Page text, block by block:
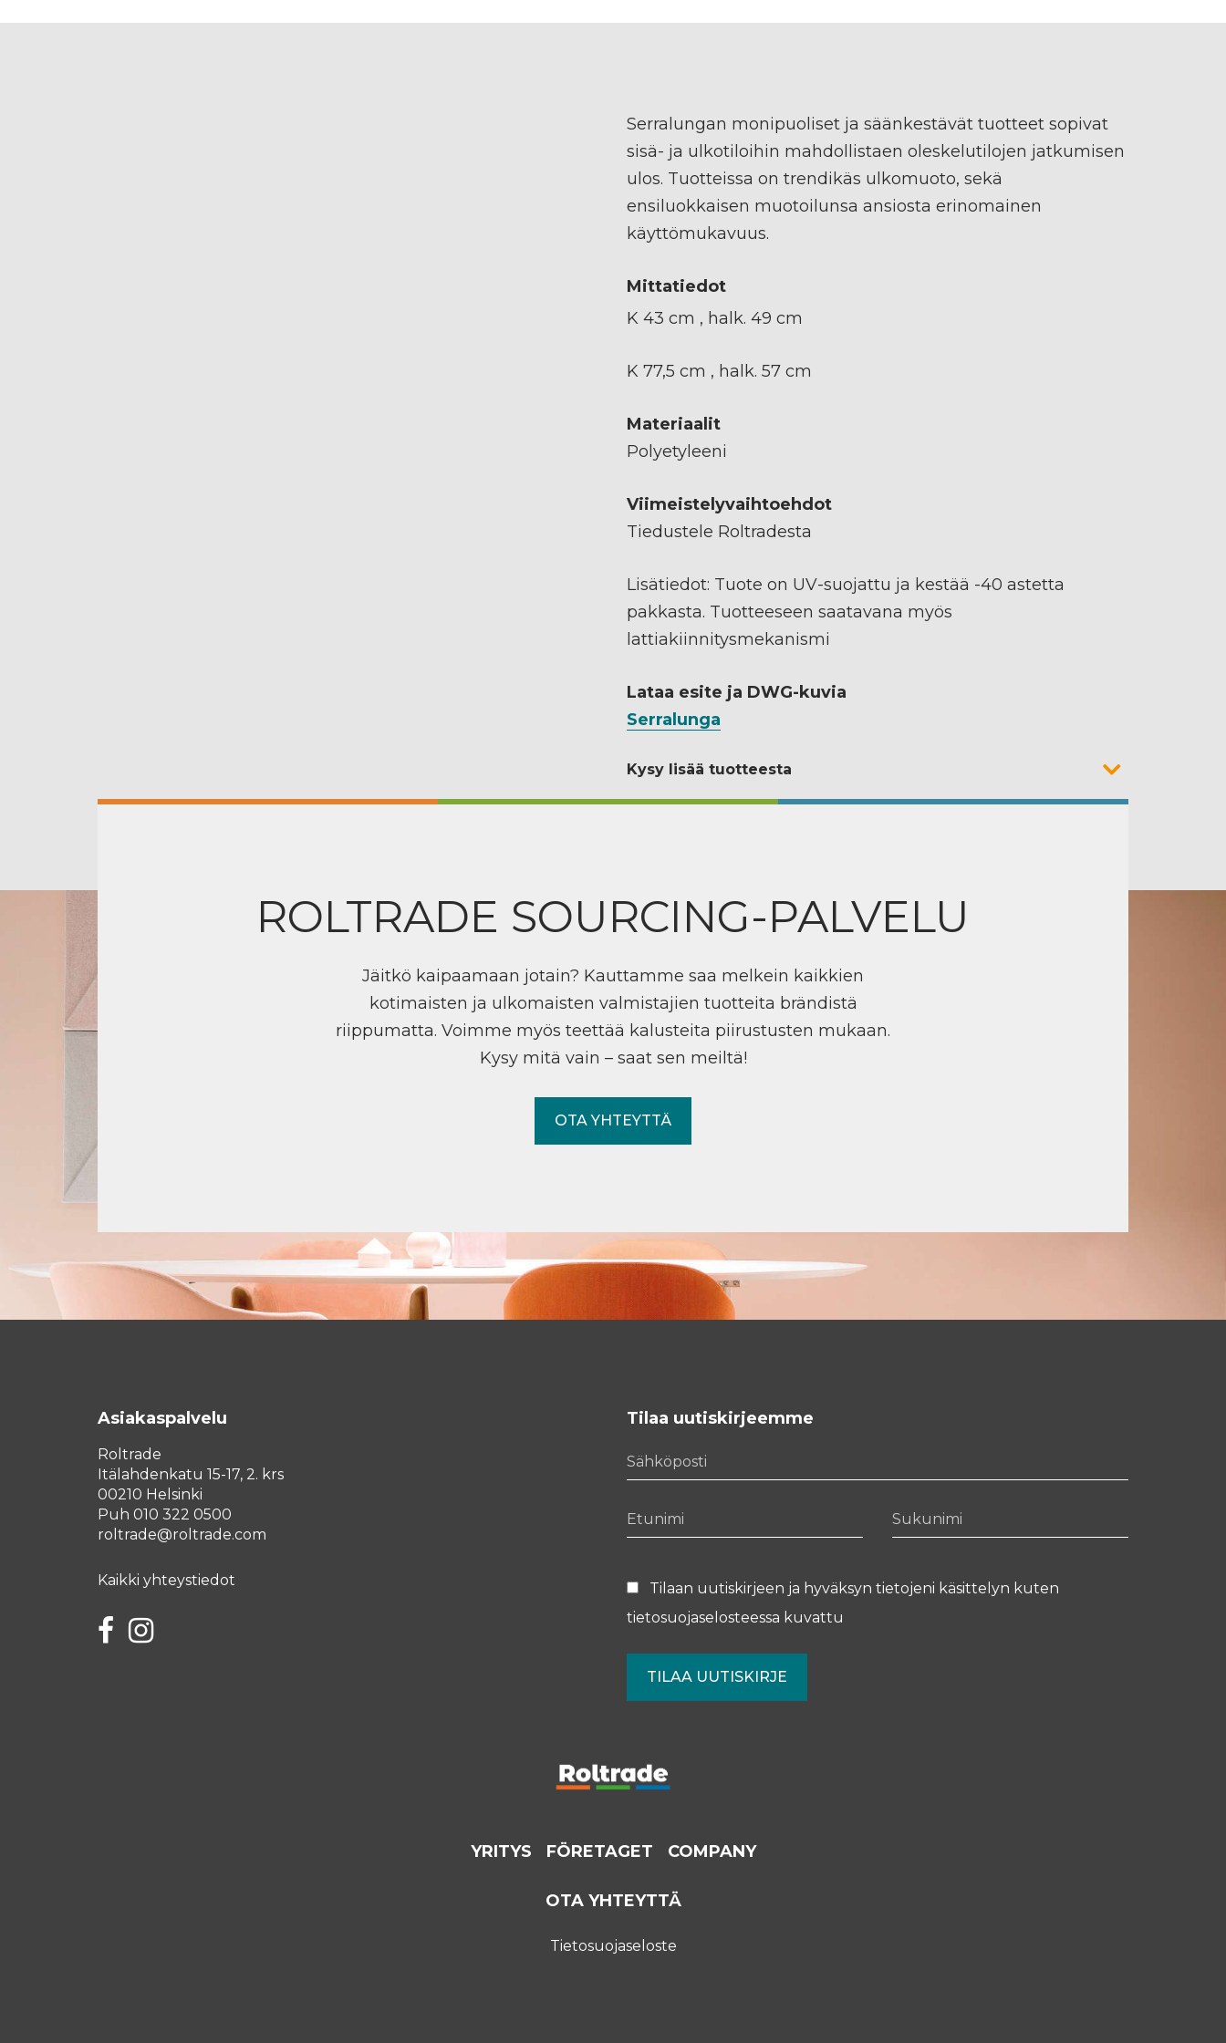
Serralungan monipuoliset ja säänkestävät tuotteet sopivat
sisä- ja ulkotiloihin mahdollistaen oleskelutilojen jatkumisen
ulos. Tuotteissa on trendikäs ulkomuoto, sekä
ensiluokkaisen muotoilunsa ansiosta erinomainen
käyttömukavuus.
Mittatiedot
K 43 cm , halk. 49 cm
K 77,5 cm , halk. 57 cm
Materiaalit
Polyetyleeni
Viimeistelyvaihtoehdot
Tiedustele Roltradesta
Lisätiedot: Tuote on UV-suojattu ja kestää -40 astetta
pakkasta. Tuotteeseen saatavana myös
lattiakiinnitysmekanismi
Lataa esite ja DWG-kuvia
Serralunga
Kysy lisää tuotteesta
ROLTRADE SOURCING-PALVELU
Jäitkö kaipaamaan jotain? Kauttamme saa melkein kaikkien
kotimaisten ja ulkomaisten valmistajien tuotteita brändistä
riippumatta. Voimme myös teettää kalusteita piirustusten mukaan.
Kysy mitä vain – saat sen meiltä!
OTA YHTEYTTÄ
Asiakaspalvelu
Roltrade
Itälahdenkatu 15-17, 2. krs
00210 Helsinki
Puh 010 322 0500
roltrade@roltrade.com
Kaikki yhteystiedot
FacebookInstagram
Tilaa uutiskirjeemme
Tilaan uutiskirjeen ja hyväksyn tietojeni käsittelyn kuten
tietosuojaselosteessa kuvattu
YRITYS FÖRETAGET COMPANY
OTA YHTEYTTÄ
Tietosuojaseloste